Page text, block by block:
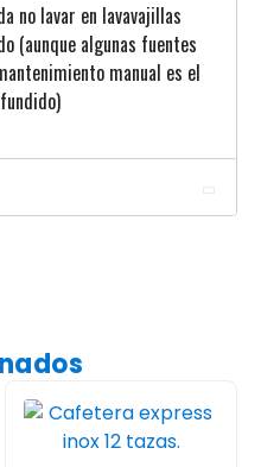
no lavar en lavavajillas
(aunque algunas fuentes
manual es el